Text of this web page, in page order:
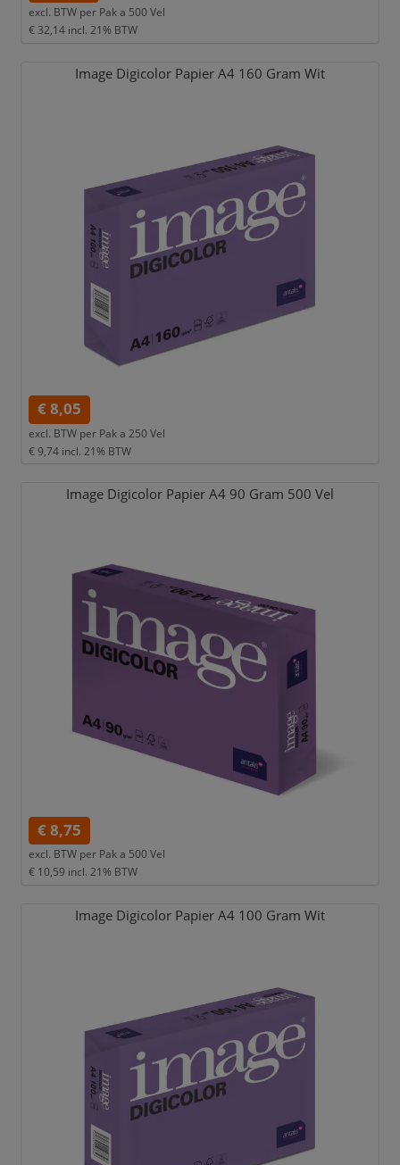
excl. BTW per Pak a 500 Vel
€ 32,14 incl. 21% BTW
Image Digicolor Papier A4 160 Gram Wit
€ 8,05
excl. BTW per Pak a 250 Vel
€ 9,74 incl. 21% BTW
Image Digicolor Papier A4 90 Gram 500 Vel
€ 8,75
excl. BTW per Pak a 500 Vel
€ 10,59 incl. 21% BTW
Image Digicolor Papier A4 100 Gram Wit